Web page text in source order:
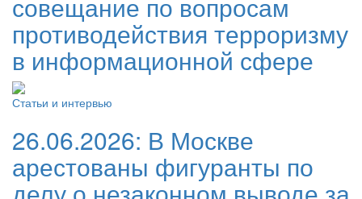
совещание по вопросам
противодействия терроризму
в информационной сфере
Статьи и интервью
26.06.2026: В Москве
арестованы фигуранты по